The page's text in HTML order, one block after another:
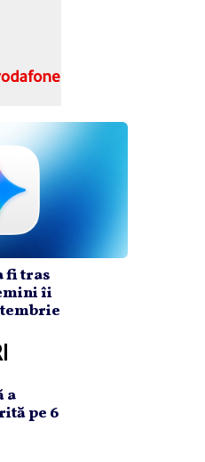
fi tras
îi
a
pe 6